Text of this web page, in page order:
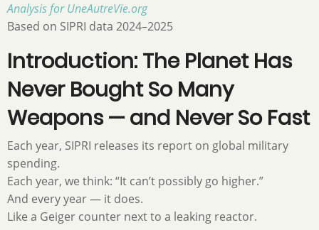
Analysis for UneAutreVie.org
Based on SIPRI data 2024–2025
Introduction: The Planet Has
Never Bought So Many
Weapons — and Never So Fast
Each year, SIPRI releases its report on global military
spending.
Each year, we think: “It can’t possibly go higher.”
And every year — it does.
Like a Geiger counter next to a leaking reactor.